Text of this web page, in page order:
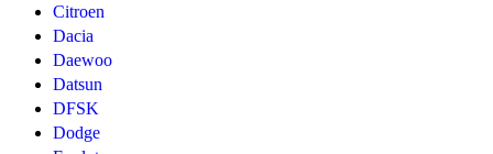
Citroen
Dacia
Daewoo
Datsun
DFSK
Dodge